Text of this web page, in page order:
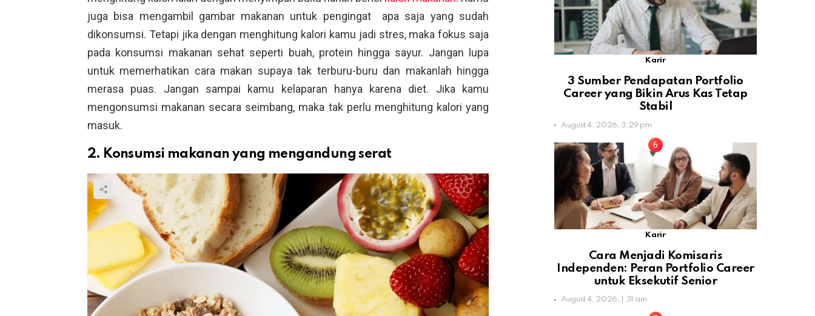
juga bisa mengambil gambar makanan untuk pengingat apa saja yang sudah
dikonsumsi. Tetapi jika dengan menghitung kalori kamu jadi stres, maka fokus saja
pada konsumsi makanan sehat seperti buah, protein hingga sayur. Jangan lupa
untuk memerhatikan cara makan supaya tak terburu-buru dan makanlah hingga
merasa puas. Jangan sampai kamu kelaparan hanya karena diet. Jika kamu
mengonsumsi makanan secara seimbang, maka tak perlu menghitung kalori yang
masuk.
2. Konsumsi makanan yang mengandung serat
Karir
3 Sumber Pendapatan Portfolio
Career yang Bikin Arus Kas Tetap
Stabil
August 4, 2026, 3:29 pm
Karir
Cara Menjadi Komisaris
Independen: Peran Portfolio Career
untuk Eksekutif Senior
August 4, 2026, 1:31 am